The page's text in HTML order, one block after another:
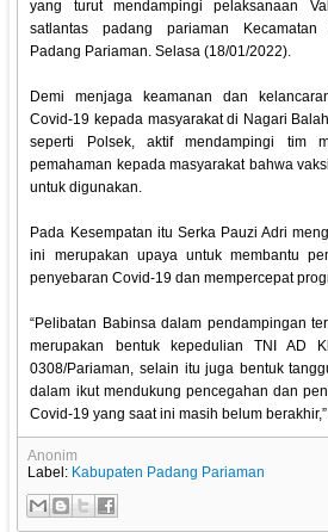
yang turut mendampingi pelaksanaan
satlantas padang pariaman Kecamatan
Padang Pariaman. Selasa (18/01/2022).
Demi menjaga keamanan dan
Covid-19 kepada masyarakat di Nagari
seperti Polsek, aktif mendampingi tim
pemahaman kepada masyarakat bahwa
untuk digunakan.
Pada Kesempatan itu Serka Pauzi Adri
ini merupakan upaya untuk membantu
penyebaran Covid-19 dan mempercepat
“Pelibatan Babinsa dalam pendampingan
merupakan bentuk kepedulian TNI AD
0308/Pariaman, selain itu juga bentuk
dalam ikut mendukung pencegahan dan
Covid-19 yang saat ini masih belum
Anonim
Label: Kabupaten Padang Pariaman